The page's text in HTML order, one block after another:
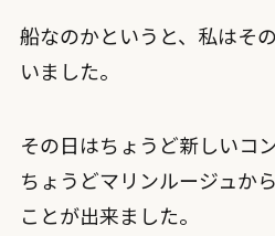
船なのかというと、私はそ
いました。
その日はちょうど新しいコ
ちょうどマリンルージュか
ことが出来ました。